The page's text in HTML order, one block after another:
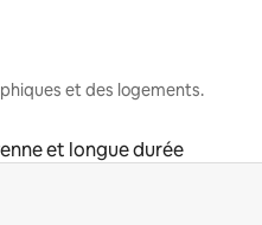
et des logements.
et longue durée